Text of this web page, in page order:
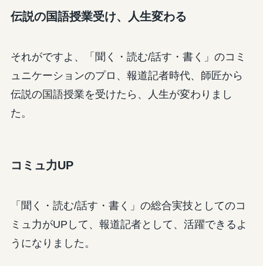
伝説の国語授業受け、人生変わる
それがですよ、「聞く・読む/話す・書く」のコミ
ュニケーションのプロ、報道記者時代、師匠から
伝説の国語授業を受けたら、人生が変わりまし
た。
コミュ力UP
「聞く・読む/話す・書く」の総合実技としてのコ
ミュ力がUPして、報道記者として、活躍できるよ
うになりました。